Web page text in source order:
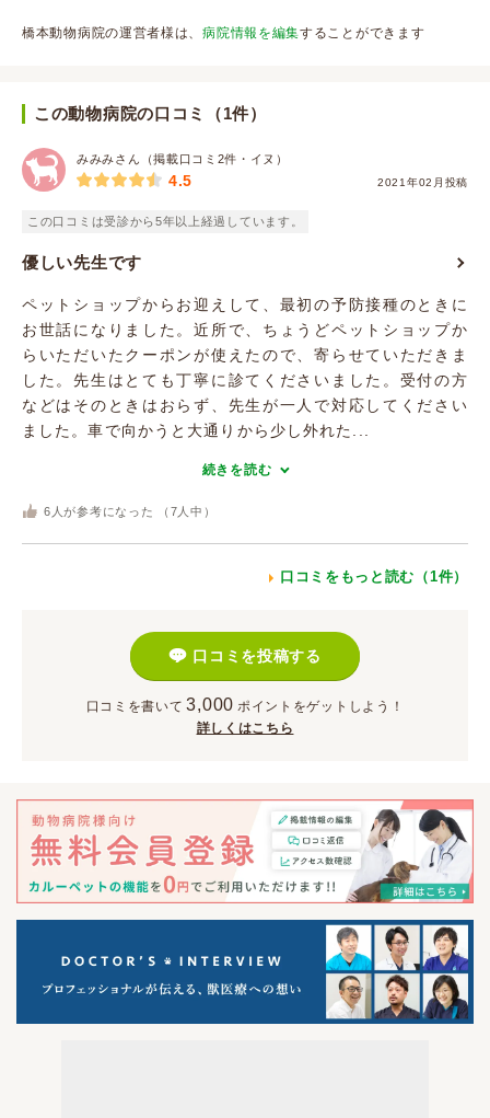
橋本動物病院の運営者様は、病院情報を編集することができます
この動物病院の口コミ（1件）
みみみさん（掲載口コミ2件・イヌ）
2021年02月投稿
4.5
この口コミは受診から5年以上経過しています。
優しい先生です
ペットショップからお迎えして、最初の予防接種のときに
お世話になりました。近所で、ちょうどペットショップか
らいただいたクーポンが使えたので、寄らせていただきま
した。先生はとても丁寧に診てくださいました。受付の方
などはそのときはおらず、先生が一人で対応してください
ました。車で向かうと大通りから少し外れた...
続きを読む
6 人が参考になった （ 7 人中）
口コミをもっと読む（1件）
口コミを投稿する
口コミを書いて 3,000 ポイント をゲットしよう！
詳しくはこちら